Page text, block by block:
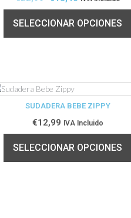
SELECCIONAR OPCIONES
SUDADERA BEBE ZIPPY
€12,99 IVA Incluido
SELECCIONAR OPCIONES